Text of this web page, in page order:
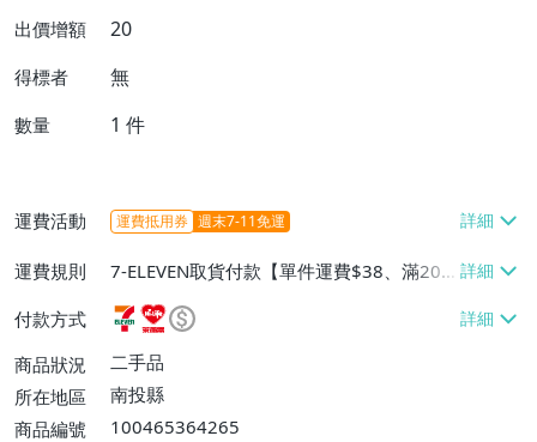
出價增額 20
得標者 無
數量 1 件
運費活動 運費抵用券 週末7-11免運
運費規則
7-ELEVEN取貨付款【單件運費$38、滿20
件或消費滿$20000免運費】、萊爾富取貨
付款【單件運費$60、滿20件或消費滿$20
000免運費】、郵局掛號【單件運費$40、
滿20件或消費滿$20000免運費】
付款方式
商品狀況
二手品
所在地區
南投縣
商品編號
100465364265